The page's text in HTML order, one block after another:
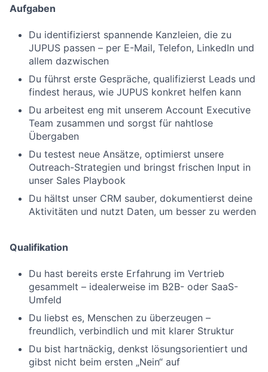
Aufgaben
Du identifizierst spannende Kanzleien, die zu
JUPUS passen – per E-Mail, Telefon, LinkedIn und
allem dazwischen
Du führst erste Gespräche, qualifizierst Leads und
findest heraus, wie JUPUS konkret helfen kann
Du arbeitest eng mit unserem Account Executive
Team zusammen und sorgst für nahtlose
Übergaben
Du testest neue Ansätze, optimierst unsere
Outreach-Strategien und bringst frischen Input in
unser Sales Playbook
Du hältst unser CRM sauber, dokumentierst deine
Aktivitäten und nutzt Daten, um besser zu werden
Qualifikation
Du hast bereits erste Erfahrung im Vertrieb
gesammelt – idealerweise im B2B- oder SaaS-
Umfeld
Du liebst es, Menschen zu überzeugen –
freundlich, verbindlich und mit klarer Struktur
Du bist hartnäckig, denkst lösungsorientiert und
gibst nicht beim ersten „Nein“ auf